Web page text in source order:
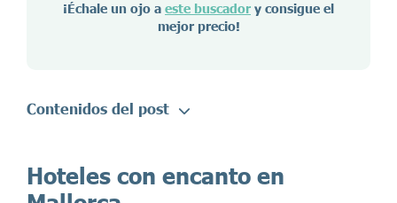
¡Échale un ojo a este buscador y consigue el
mejor precio!
Contenidos del post
Hoteles con encanto en